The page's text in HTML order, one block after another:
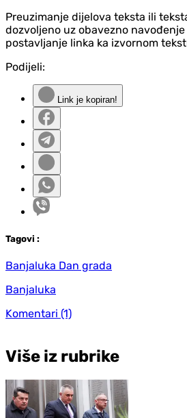
Preuzimanje dijelova teksta ili
dozvoljeno uz obavezno
postavljanje linka ka izvornom
Podijeli:
Link je kopiran!
Tagovi :
Banjaluka Dan grada
Banjaluka
Komentari (1)
Više iz rubrike